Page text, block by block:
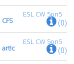
ESL CW 5on5
CFS (0)
ESL CW 5on5
art!c (0)